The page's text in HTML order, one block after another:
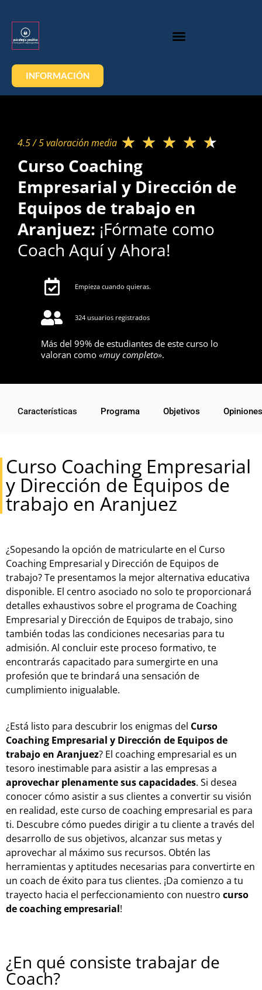
INFORMACIÓN
4.5 / 5 valoración media​ ★ ★ ★ ★ ★
Curso Coaching
Empresarial y Dirección de
Equipos de trabajo en
Aranjuez: ¡Fórmate como
Coach Aquí y Ahora!
Empieza cuando quieras.
324 usuarios registrados
Más del 99% de estudiantes de este curso lo
valoran como «muy completo».
Características Programa Objetivos Opiniones
Curso Coaching Empresarial
y Dirección de Equipos de
trabajo en Aranjuez
¿Sopesando la opción de matricularte en el Curso
Coaching Empresarial y Dirección de Equipos de
trabajo? Te presentamos la mejor alternativa educativa
disponible. El centro asociado no solo te proporcionará
detalles exhaustivos sobre el programa de Coaching
Empresarial y Dirección de Equipos de trabajo, sino
también todas las condiciones necesarias para tu
admisión. Al concluir este proceso formativo, te
encontrarás capacitado para sumergirte en una
profesión que te brindará una sensación de
cumplimiento inigualable.
¿Está listo para descubrir los enigmas del Curso
Coaching Empresarial y Dirección de Equipos de
trabajo en Aranjuez? El coaching empresarial es un
tesoro inestimable para asistir a las empresas a
aprovechar plenamente sus capacidades. Si desea
conocer cómo asistir a sus clientes a convertir su visión
en realidad, este curso de coaching empresarial es para
ti. Descubre cómo puedes dirigir a tu cliente a través del
desarrollo de sus objetivos, alcanzar sus metas y
aprovechar al máximo sus recursos. Obtén las
herramientas y aptitudes necesarias para convertirte en
un coach de éxito para tus clientes. ¡Da comienzo a tu
trayecto hacia el perfeccionamiento con nuestro curso
de coaching empresarial!
¿En qué consiste trabajar de
Coach?